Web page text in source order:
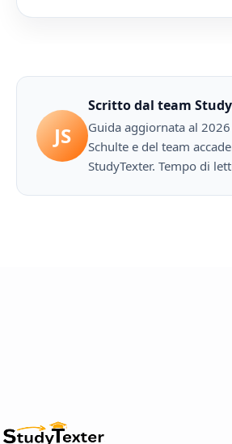
JS
Scritto dal team
Guida aggiornata al
Schulte e del team
StudyTexter. Tempo di